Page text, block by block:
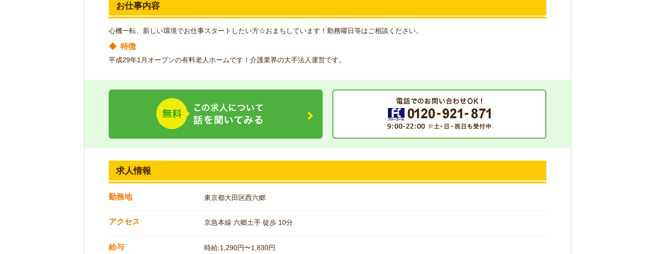
お仕事内容
心機一転、新しい環境でお仕事スタートしたい方☆おまちしています！勤務曜日等はご相談ください。
◆ 特徴
平成29年1月オープンの有料老人ホームです！介護業界の大手法人運営です。
求人情報
勤務地 東京都大田区西六郷
アクセス 京急本線 六郷土手 徒歩 10分
給与
時給:1,290円〜1,830円